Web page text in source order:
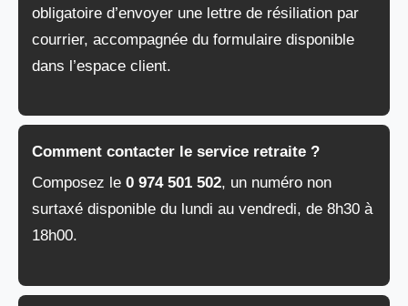
obligatoire d’envoyer une lettre de résiliation par
courrier, accompagnée du formulaire disponible
dans l’espace client.
Comment contacter le service retraite ?
Composez le 0 974 501 502, un numéro non
surtaxé disponible du lundi au vendredi, de 8h30 à
18h00.